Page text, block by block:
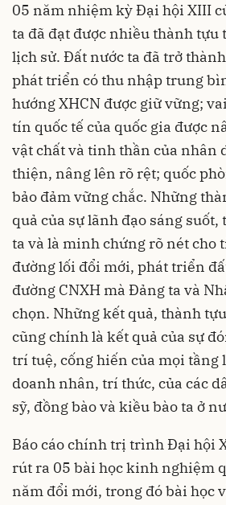
05 năm nhiệm kỳ Đại hội XIII
ta đã đạt được nhiều thành tựu
lịch sử. Đất nước ta đã trở
phát triển có thu nhập trung
hướng XHCN được giữ vững;
tín quốc tế của quốc gia được
vật chất và tinh thần của nhân
thiện, nâng lên rõ rệt; quốc
bảo đảm vững chắc. Những
quả của sự lãnh đạo sáng
ta và là minh chứng rõ nét cho
đường lối đổi mới, phát triển
đường CNXH mà Đảng ta và
chọn. Những kết quả, thành
cũng chính là kết quả của sự
trí tuệ, cống hiến của mọi tầng
doanh nhân, trí thức, của các
sỹ, đồng bào và kiều bào ta ở
Báo cáo chính trị trình Đại hội
rút ra 05 bài học kinh nghiệm
năm đổi mới, trong đó bài học